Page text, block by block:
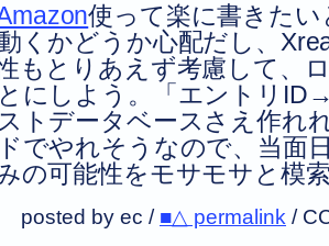
使って楽に書きた
くかどうか心配だし、
もとりあえず考慮して、
にしよう。「エントリ
トデータベースさえ作れ
でやれそうなので、当面
の可能性をモサモサと模
posted by ec / ■△ permalink /